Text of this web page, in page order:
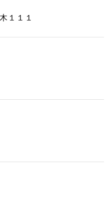
１１１